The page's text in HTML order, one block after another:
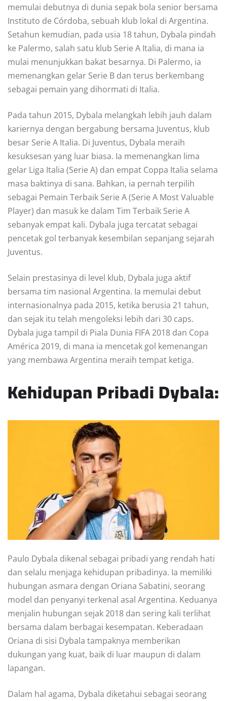
memulai debutnya di dunia sepak bola senior bersama
Instituto de Córdoba, sebuah klub lokal di Argentina.
Setahun kemudian, pada usia 18 tahun, Dybala pindah
ke Palermo, salah satu klub Serie A Italia, di mana ia
mulai menunjukkan bakat besarnya. Di Palermo, ia
memenangkan gelar Serie B dan terus berkembang
sebagai pemain yang dihormati di Italia.
Pada tahun 2015, Dybala melangkah lebih jauh dalam
kariernya dengan bergabung bersama Juventus, klub
besar Serie A Italia. Di Juventus, Dybala meraih
kesuksesan yang luar biasa. Ia memenangkan lima
gelar Liga Italia (Serie A) dan empat Coppa Italia selama
masa baktinya di sana. Bahkan, ia pernah terpilih
sebagai Pemain Terbaik Serie A (Serie A Most Valuable
Player) dan masuk ke dalam Tim Terbaik Serie A
sebanyak empat kali. Dybala juga tercatat sebagai
pencetak gol terbanyak kesembilan sepanjang sejarah
Juventus.
Selain prestasinya di level klub, Dybala juga aktif
bersama tim nasional Argentina. Ia memulai debut
internasionalnya pada 2015, ketika berusia 21 tahun,
dan sejak itu telah mengoleksi lebih dari 30 caps.
Dybala juga tampil di Piala Dunia FIFA 2018 dan Copa
América 2019, di mana ia mencetak gol kemenangan
yang membawa Argentina meraih tempat ketiga.
Kehidupan Pribadi Dybala:
Paulo Dybala dikenal sebagai pribadi yang rendah hati
dan selalu menjaga kehidupan pribadinya. Ia memiliki
hubungan asmara dengan Oriana Sabatini, seorang
model dan penyanyi terkenal asal Argentina. Keduanya
menjalin hubungan sejak 2018 dan sering kali terlihat
bersama dalam berbagai kesempatan. Keberadaan
Oriana di sisi Dybala tampaknya memberikan
dukungan yang kuat, baik di luar maupun di dalam
lapangan.
Dalam hal agama, Dybala diketahui sebagai seorang